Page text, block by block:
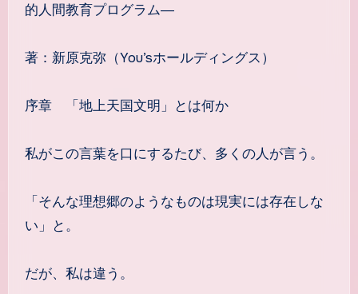
的人間教育プログラム―
著：新原克弥（You’sホールディングス）
序章 「地上天国文明」とは何か
私がこの言葉を口にするたび、多くの人が言う。
「そんな理想郷のようなものは現実には存在しな
い」と。
だが、私は違う。